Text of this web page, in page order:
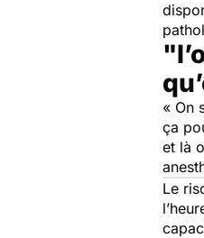
« On
ça
et là
Le